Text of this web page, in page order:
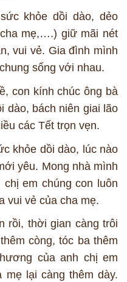
khỏe dồi dào, dẻo
mẹ,….) giữ mãi nét
vui vẻ. Gia đình mình
sống với nhau.
con kính chúc ông bà
dào, bách niên giai lão
các Tết trọn vẹn.
khỏe dồi dào, lúc nào
yêu. Mong nhà mình
em chúng con luôn
vui vẻ của cha mẹ.
rồi, thời gian càng trôi
còng, tóc ba thêm
của anh chị em
mẹ lại càng thêm dày.